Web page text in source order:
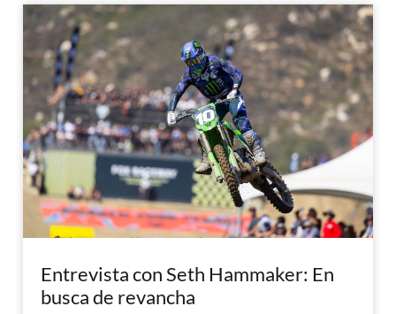
Entrevista con Seth Hammaker: En
busca de revancha